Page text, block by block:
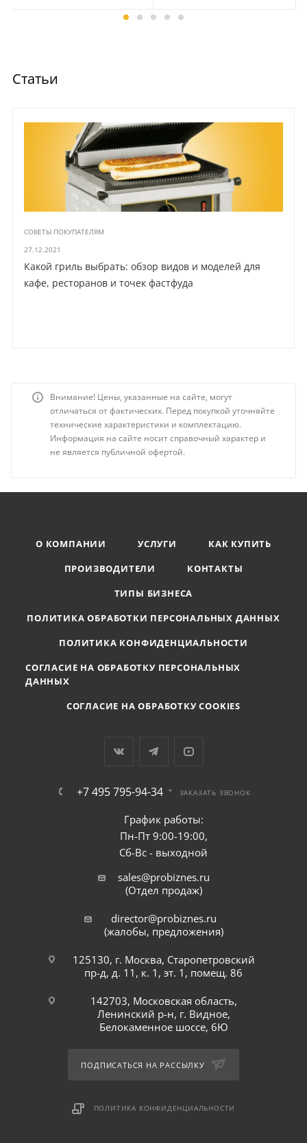
Статьи
СОВЕТЫ ПОКУПАТЕЛЯМ
27.12.2021
Какой гриль выбрать: обзор видов и моделей для
кафе, ресторанов и точек фастфуда
Внимание! Цены, указанные на сайте, могут
отличаться от фактических. Перед покупкой уточняйте
технические характеристики и комплектацию.
Информация на сайте носит справочный характер и
не является публичной офертой.
О КОМПАНИИ УСЛУГИ
КАК КУПИТЬ
ПРОИЗВОДИТЕЛИ
КОНТАКТЫ
ТИПЫ БИЗНЕСА
ПОЛИТИКА ОБРАБОТКИ ПЕРСОНАЛЬНЫХ ДАННЫХ
ПОЛИТИКА КОНФИДЕНЦИАЛЬНОСТИ
СОГЛАСИЕ НА ОБРАБОТКУ ПЕРСОНАЛЬНЫХ
ДАННЫХ
СОГЛАСИЕ НА ОБРАБОТКУ COOKIES
+7 495 795-94-34 ЗАКАЗАТЬ ЗВОНОК
График работы:
Пн-Пт 9:00-19:00,
Сб-Вс - выходной
sales@probiznes.ru
(Отдел продаж)
director@probiznes.ru
(жалобы, предложения)
125130, г. Москва, Старопетровский
пр-д, д. 11, к. 1, эт. 1, помещ. 86
142703, Московская область,
Ленинский р-н, г. Видное,
Белокаменное шоссе, 6Ю
ПОДПИСАТЬСЯ НА РАССЫЛКУ
ПОЛИТИКА КОНФИДЕНЦИАЛЬНОСТИ